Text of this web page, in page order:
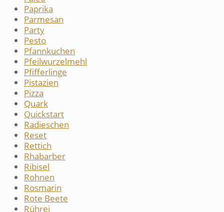
Paprika
Parmesan
Party
Pesto
Pfannkuchen
Pfeilwurzelmehl
Pfifferlinge
Pistazien
Pizza
Quark
Quickstart
Radieschen
Reset
Rettich
Rhabarber
Ribisel
Rohnen
Rosmarin
Rote Beete
Rührei